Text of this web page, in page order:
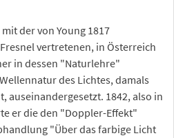
der von Young 1817
vertretenen, in Österreich
in dessen "Naturlehre"
des Lichtes, damals
auseinandergesetzt. 1842, also in
er die den "Doppler-Effekt"
"Über das farbige Licht